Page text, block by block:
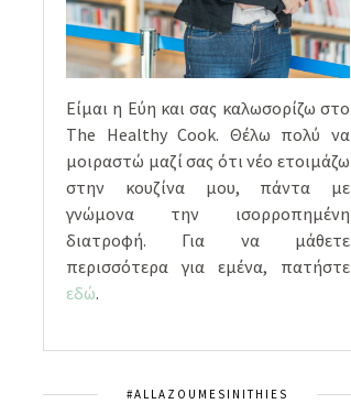
Είμαι η Εύη και σας καλωσορίζω στο
The Healthy Cook. Θέλω πολύ να
μοιραστώ μαζί σας ότι νέο ετοιμάζω
στην κουζίνα μου, πάντα με
γνώμονα την ισορροπημένη
διατροφή. Για να μάθετε
περισσότερα για εμένα, πατήστε
εδώ.
#ALLAZOUMESINITHIES